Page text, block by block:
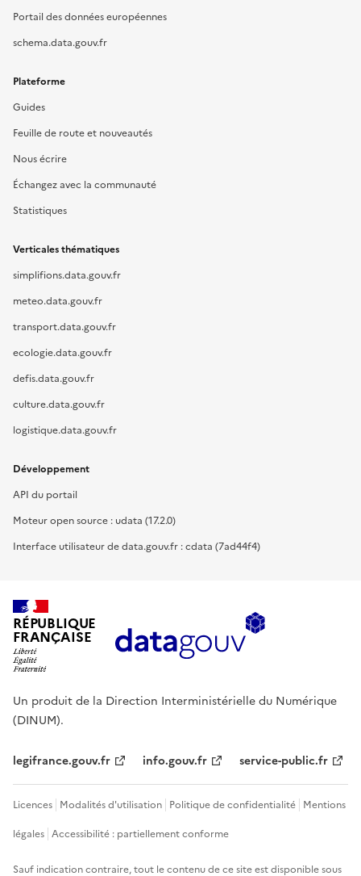
Portail des données européennes
schema.data.gouv.fr
Plateforme
Guides
Feuille de route et nouveautés
Nous écrire
Échangez avec la communauté
Statistiques
Verticales thématiques
simplifions.data.gouv.fr
meteo.data.gouv.fr
transport.data.gouv.fr
ecologie.data.gouv.fr
defis.data.gouv.fr
culture.data.gouv.fr
logistique.data.gouv.fr
Développement
API du portail
Moteur open source : udata (17.2.0)
Interface utilisateur de data.gouv.fr : cdata (7ad44f4)
RÉPUBLIQUE
FRANÇAISE
Un produit de la Direction Interministérielle du Numérique
(DINUM).
legifrance.gouv.fr info.gouv.fr service-public.fr
Licences Modalités d'utilisation Politique de confidentialité Mentions
légales Accessibilité : partiellement conforme
Sauf indication contraire, tout le contenu de ce site est disponible sous